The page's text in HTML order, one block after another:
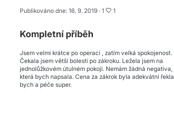
Publikováno dne: 16. 9. 2019 · 1 1
Kompletní příběh
Jsem velmi krátce po operaci , zatím velká spokojenost.
Čekala jsem větší bolesti po zákroku. Ležela jsem na
jednolůžkovém útulném pokoji. Nemám žádná negativa,
která bych napsala. Cena za zákrok byla adekvátní řekla
bych a péče super.